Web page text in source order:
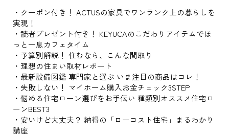
・クーポン付き！ ACTUSの家具でワンランク上の暮らしを
実現！
・読者プレゼント付き！ KEYUCAのこだわりアイテムでほ
っと一息カフェタイム
・予算別解説！ 住むなら、こんな間取り
・理想の住まい取材レポート
・最新設備図鑑 専門家と選ぶ いま注目の商品はコレ！
・失敗しない！ マイホーム購入お金チェック3STEP
・悩める住宅ローン選びをお手伝い 種類別オススメ住宅ロ
ーンBEST3
・安いけど大丈夫？ 納得の「ローコスト住宅」まるわかり
講座